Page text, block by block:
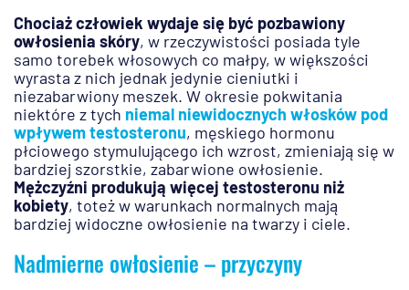
Chociaż człowiek wydaje się być pozbawiony
owłosienia skóry, w rzeczywistości posiada tyle
samo torebek włosowych co małpy, w większości
wyrasta z nich jednak jedynie cieniutki i
niezabarwiony meszek. W okresie pokwitania
niektóre z tych niemal niewidocznych włosków pod
wpływem testosteronu, męskiego hormonu
płciowego stymulującego ich wzrost, zmieniają się w
bardziej szorstkie, zabarwione owłosienie.
Mężczyźni produkują więcej testosteronu niż
kobiety, toteż w warunkach normalnych mają
bardziej widoczne owłosienie na twarzy i ciele.
Nadmierne owłosienie – przyczyny